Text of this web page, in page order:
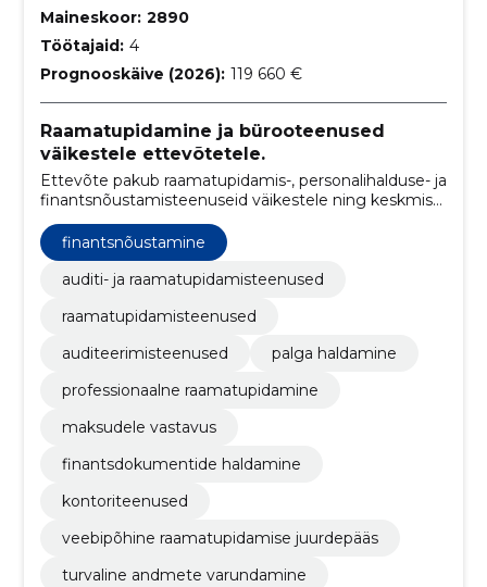
Maineskoor: 2890
Töötajaid: 4
Prognooskäive (2026): 119 660 €
Raamatupidamine ja bürooteenused
väikestele ettevõtetele.
Ettevõte pakub raamatupidamis-, personalihalduse- ja
finantsnõustamisteenuseid väikestele ning keskmise
veebimajutust, tarkvaralahendusi ja juriidilisi
tugiteenuseid.
finantsnõustamine
auditi- ja raamatupidamisteenused
raamatupidamisteenused
auditeerimisteenused
palga haldamine
professionaalne raamatupidamine
maksudele vastavus
finantsdokumentide haldamine
kontoriteenused
veebipõhine raamatupidamise juurdepääs
turvaline andmete varundamine